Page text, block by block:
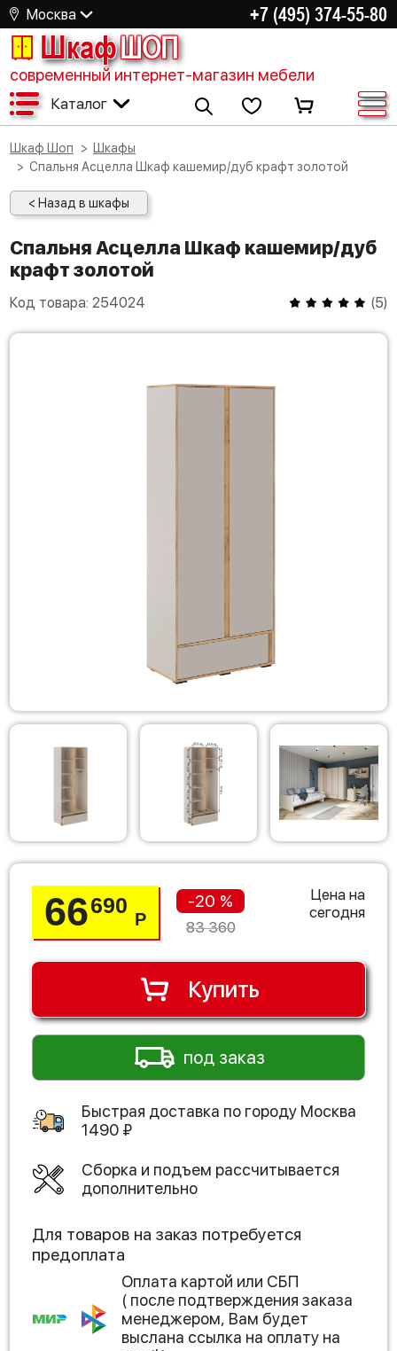
Москва +7 (495) 374-55-80
ШкафШОП
современный интернет-магазин мебели
Каталог
Шкаф Шоп
Шкафы
Спальня Асцелла Шкаф кашемир/дуб крафт золотой
< Назад в шкафы
Спальня Асцелла Шкаф кашемир/дуб
крафт золотой
Код товара: 254024 (5)
66690
Р
-20 %
83 360
Цена на
сегодня
Купить
под заказ
Быстрая доставка по городу Москва
1490 ₽
Сборка и подъем рассчитывается
дополнительно
Для товаров на заказ потребуется
предоплата
Оплата картой или СБП
( после подтверждения заказа
менеджером, Вам будет
выслана ссылка на оплату на